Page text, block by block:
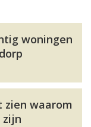
woningen
zien waarom
zijn